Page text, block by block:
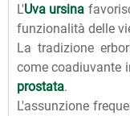
L'Uva ursina
funzionalità delle
La tradizione
come coadiuvante
prostata.
L'assunzione